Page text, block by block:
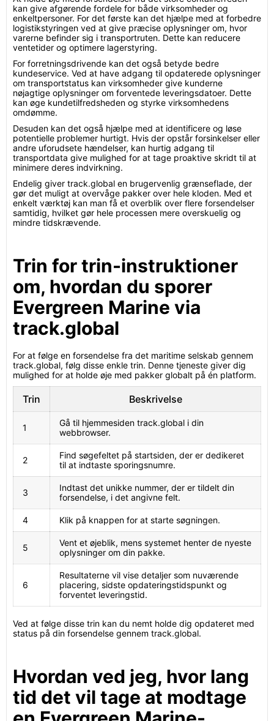
kan give afgørende fordele for både virksomheder og
enkeltpersoner. For det første kan det hjælpe med at forbedre
logistikstyringen ved at give præcise oplysninger om, hvor
varerne befinder sig i transportruten. Dette kan reducere
ventetider og optimere lagerstyring.
For forretningsdrivende kan det også betyde bedre
kundeservice. Ved at have adgang til opdaterede oplysninger
om transportstatus kan virksomheder give kunderne
nøjagtige oplysninger om forventede leveringsdatoer. Dette
kan øge kundetilfredsheden og styrke virksomhedens
omdømme.
Desuden kan det også hjælpe med at identificere og løse
potentielle problemer hurtigt. Hvis der opstår forsinkelser eller
andre uforudsete hændelser, kan hurtig adgang til
transportdata give mulighed for at tage proaktive skridt til at
minimere deres indvirkning.
Endelig giver track.global en brugervenlig grænseflade, der
gør det muligt at overvåge pakker over hele kloden. Med et
enkelt værktøj kan man få et overblik over flere forsendelser
samtidig, hvilket gør hele processen mere overskuelig og
mindre tidskrævende.
Trin for trin-instruktioner
om, hvordan du sporer
Evergreen Marine via
track.global
For at følge en forsendelse fra det maritime selskab gennem
track.global, følg disse enkle trin. Denne tjeneste giver dig
mulighed for at holde øje med pakker globalt på én platform.
Trin Beskrivelse
1
Gå til hjemmesiden track.global i din
webbrowser.
2
Find søgefeltet på startsiden, der er dedikeret
til at indtaste sporingsnumre.
3
Indtast det unikke nummer, der er tildelt din
forsendelse, i det angivne felt.
4 Klik på knappen for at starte søgningen.
5
Vent et øjeblik, mens systemet henter de nyeste
oplysninger om din pakke.
6
Resultaterne vil vise detaljer som nuværende
placering, sidste opdateringstidspunkt og
forventet leveringstid.
Ved at følge disse trin kan du nemt holde dig opdateret med
status på din forsendelse gennem track.global.
Hvordan ved jeg, hvor lang
tid det vil tage at modtage